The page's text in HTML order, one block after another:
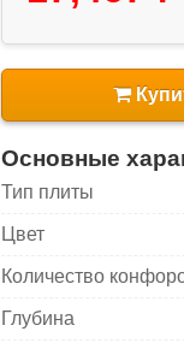
Основные
Тип плиты
Цвет
Количество
Глубина